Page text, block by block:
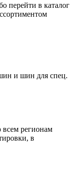
перейти в каталог
и шин для спец.
регионам
в